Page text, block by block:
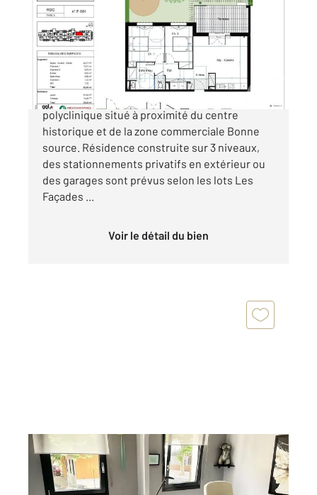
Ref : 5374
Appartement F3 à vendre
223 000 €
NARBONNE: Programme neuf dans le quartier
polyclinique situé à proximité du centre
historique et de la zone commerciale Bonne
source. Résidence construite sur 3 niveaux,
des stationnements privatifs en extérieur ou
des garages sont prévus selon les lots Les
Façades ...
Voir le détail du bien
Aude 11
58,94 m
Ref : 4541